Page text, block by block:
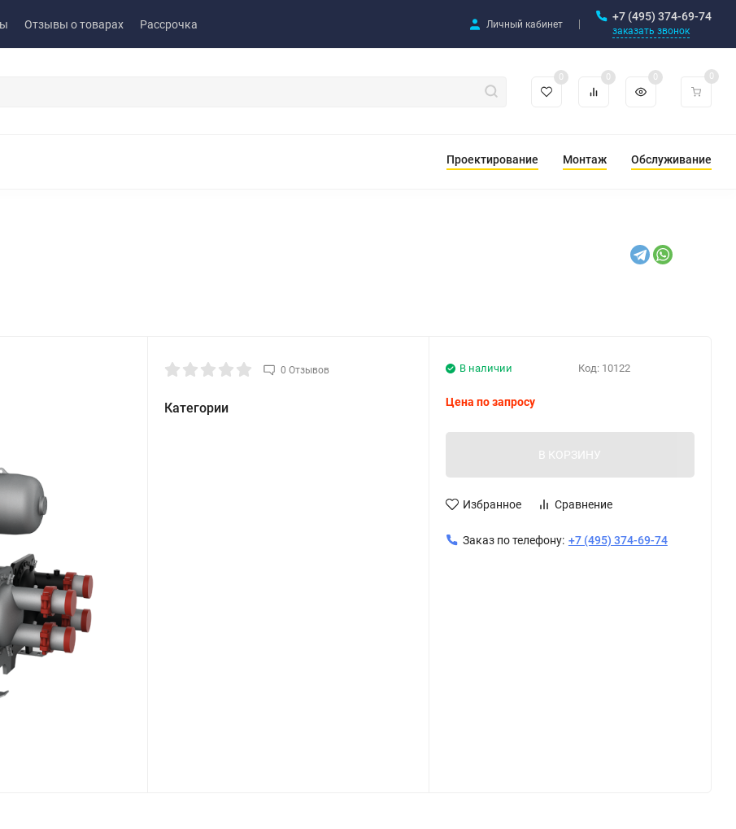
Отзывы о товарах Рассрочка Личный кабинет
+7 (495) 374-69-74
заказать звонок
0 0 0 0
Проектирование Монтаж Обслуживание
0 Отзывов
Категории
Код: 10122
В наличии
Цена по запросу
В КОРЗИНУ
Избранное Сравнение
Заказ по телефону: +7 (495) 374-69-74